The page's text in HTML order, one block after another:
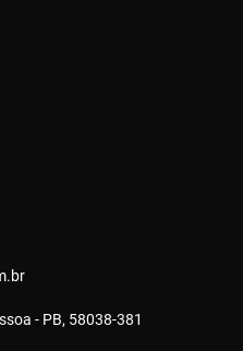
- PB, 58038-381